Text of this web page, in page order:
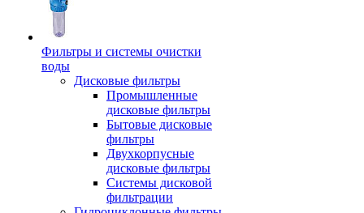
Фильтры и системы очистки
воды
Дисковые фильтры
Промышленные
дисковые фильтры
Бытовые дисковые
фильтры
Двухкорпусные
дисковые фильтры
Системы дисковой
фильтрации